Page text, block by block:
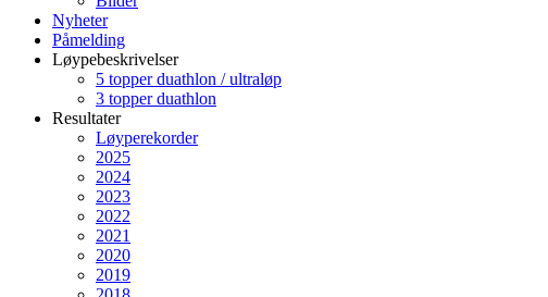
Nyheter
Påmelding
Løypebeskrivelser
5 topper duathlon / ultraløp
3 topper duathlon
Resultater
Løyperekorder
2025
2024
2023
2022
2021
2020
2019